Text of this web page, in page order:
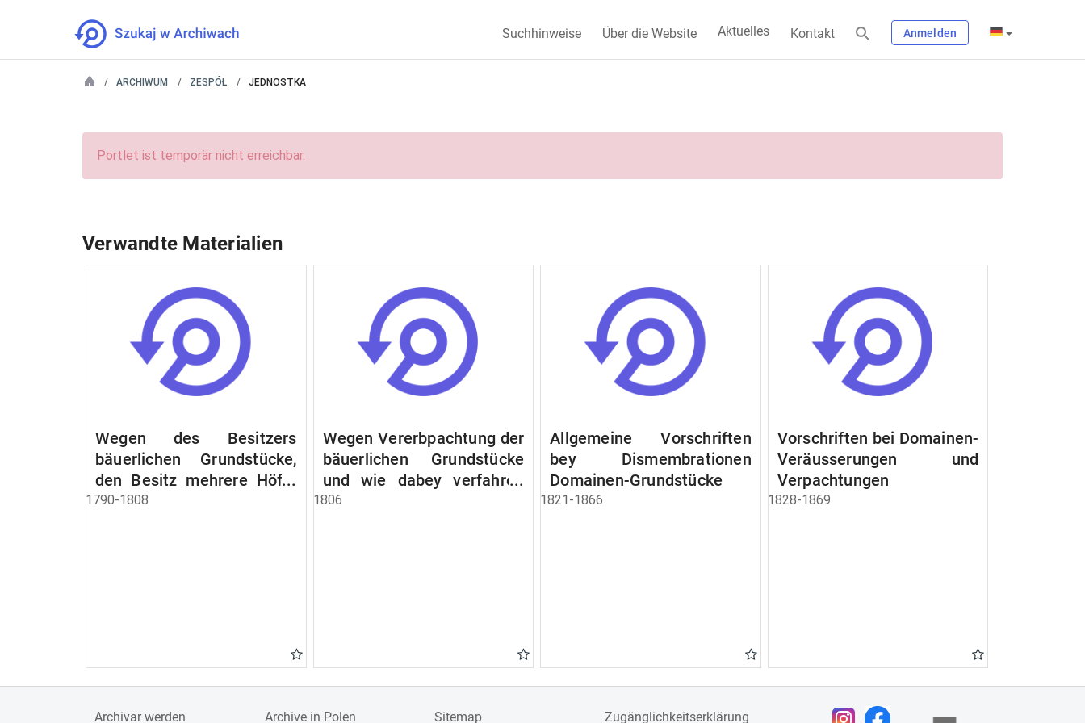
Suchhinweise Über die Website Aktuelles Kontakt Anmelden
ARCHIWUM ZESPÓŁ JEDNOSTKA
Portlet ist temporär nicht erreichbar.
Verwandte Materialien
Wegen des Besitzers
bäuerlichen Grundstücke,
den Besitz mehrere Höfe.
Instruction wegen der
1790-1808
Wegen Vererbpachtung der
bäuerlichen Grundstücke
und wie dabey verfahren
werden soll
1806
Allgemeine Vorschriften
bey Dismembrationen
Domainen-Grundstücke
1821-1866
Vorschriften bei Domainen-
Veräusserungen und
Verpachtungen
1828-1869
Archivar werden Archive in Polen Sitemap Zugänglichkeitserklärung